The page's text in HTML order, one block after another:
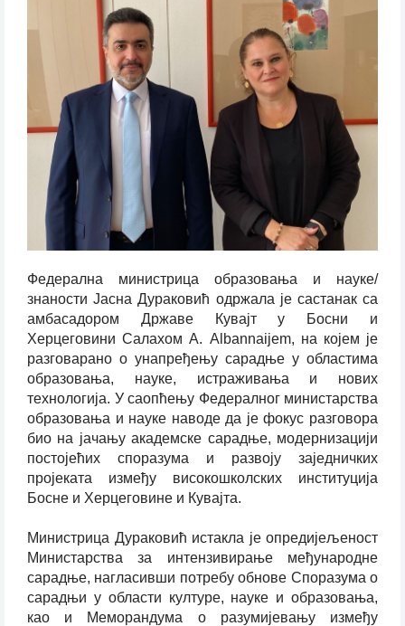
Федерална министрица образовања и науке/
знаности Јасна Дураковић одржала је састанак са
амбасадором Државе Кувајт у Босни и
Херцеговини Салахом А. Albannaijem, на којем је
разговарано о унапређењу сарадње у областима
образовања, науке, истраживања и нових
технологија. У саопћењу Федералног министарства
образовања и науке наводе да је фокус разговора
био на јачању академске сарадње, модернизацији
постојећих споразума и развоју заједничких
пројеката између високошколских институција
Босне и Херцеговине и Кувајта.
Министрица Дураковић истакла је опредијељеност
Министарства за интензивирање међународне
сарадње, нагласивши потребу обнове Споразума о
сарадњи у области културе, науке и образовања,
као и Меморандума о разумијевању између